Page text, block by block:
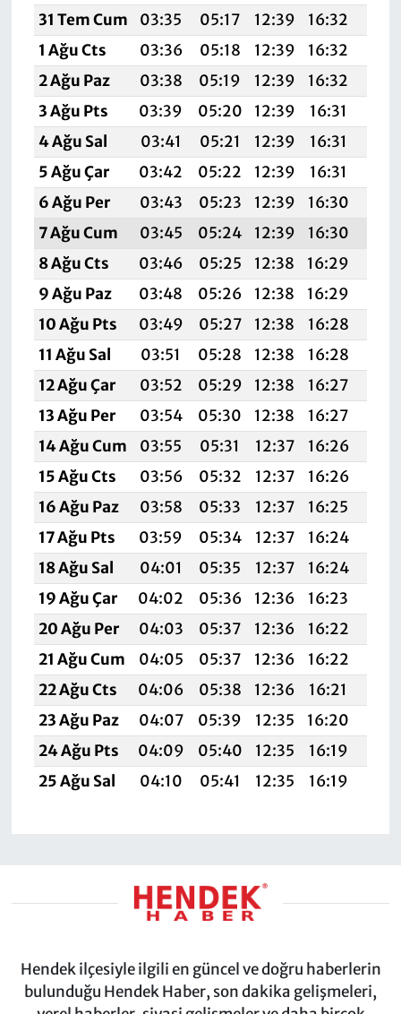
31 Tem Cum
03:35 05:17 12:39 16:32
1 Ağu Cts
03:36 05:18 12:39 16:32
2 Ağu Paz
03:38 05:19 12:39 16:32
3 Ağu Pts
03:39 05:20 12:39 16:31
4 Ağu Sal
03:41 05:21 12:39 16:31
5 Ağu Çar
03:42 05:22 12:39 16:31
6 Ağu Per
03:43 05:23 12:39 16:30
7 Ağu Cum
03:45 05:24 12:39 16:30
8 Ağu Cts
03:46 05:25 12:38 16:29
9 Ağu Paz
03:48 05:26 12:38 16:29
10 Ağu Pts
03:49 05:27 12:38 16:28
11 Ağu Sal
03:51 05:28 12:38 16:28
12 Ağu Çar
03:52 05:29 12:38 16:27
13 Ağu Per
03:54 05:30 12:38 16:27
14 Ağu Cum
03:55 05:31 12:37 16:26
15 Ağu Cts
03:56 05:32 12:37 16:26
16 Ağu Paz
03:58 05:33 12:37 16:25
17 Ağu Pts
03:59 05:34 12:37 16:24
18 Ağu Sal
04:01 05:35 12:37 16:24
19 Ağu Çar
04:02 05:36 12:36 16:23
20 Ağu Per
04:03 05:37 12:36 16:22
21 Ağu Cum
04:05 05:37 12:36 16:22
22 Ağu Cts
04:06 05:38 12:36 16:21
23 Ağu Paz
04:07 05:39 12:35 16:20
24 Ağu Pts
04:09 05:40 12:35 16:19
25 Ağu Sal
04:10 05:41 12:35 16:19
Hendek ilçesiyle ilgili en güncel ve doğru haberlerin
bulunduğu Hendek Haber, son dakika gelişmeleri,